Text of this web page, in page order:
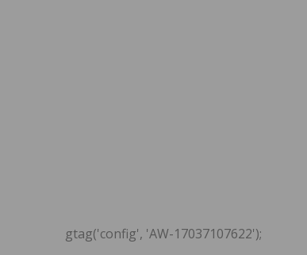
gtag('config', 'AW-17037107622');